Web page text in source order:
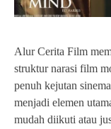
Alur Cerita Film
struktur narasi film
penuh kejutan
menjadi elemen
mudah diikuti atau